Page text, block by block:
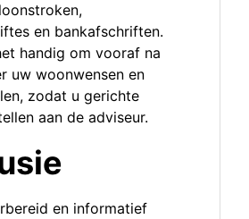
en bankafschriften.
handig om vooraf na
uw woonwensen en
zodat u gerichte
aan de adviseur.
en informatief